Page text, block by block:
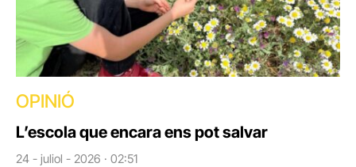
OPINIÓ
L’escola que encara ens pot salvar
24 - juliol - 2026 · 02:51